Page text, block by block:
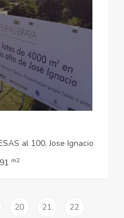
al 100, Jose Ignacio
m2
20 21
22